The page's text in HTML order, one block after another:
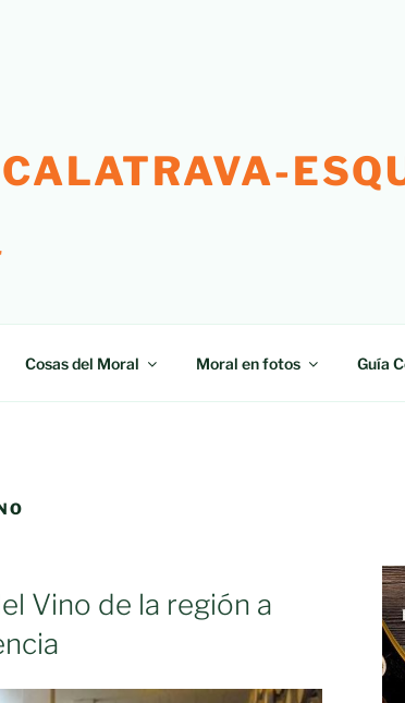
Cosas del Moral Moral en fotos Guía
Vino de la región a